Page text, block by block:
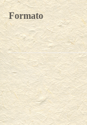
Formato